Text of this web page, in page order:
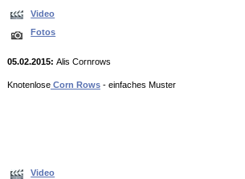
Video
Fotos
05.02.2015: Alis Cornrows
KnotenloseCorn Rows- einfaches Muster
Video